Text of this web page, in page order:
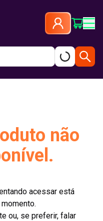
não
acessar está
ou, se preferir, falar